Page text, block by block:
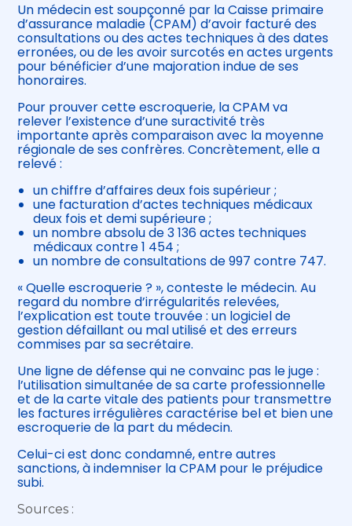
Un médecin est soupçonné par la Caisse primaire
d’assurance maladie (CPAM) d’avoir facturé des
consultations ou des actes techniques à des dates
erronées, ou de les avoir surcotés en actes urgents
pour bénéficier d’une majoration indue de ses
honoraires.
Pour prouver cette escroquerie, la CPAM va
relever l’existence d’une suractivité très
importante après comparaison avec la moyenne
régionale de ses confrères. Concrètement, elle a
relevé :
un chiffre d’affaires deux fois supérieur ;
une facturation d’actes techniques médicaux
deux fois et demi supérieure ;
un nombre absolu de 3 136 actes techniques
médicaux contre 1 454 ;
un nombre de consultations de 997 contre 747.
« Quelle escroquerie ? », conteste le médecin. Au
regard du nombre d’irrégularités relevées,
l’explication est toute trouvée : un logiciel de
gestion défaillant ou mal utilisé et des erreurs
commises par sa secrétaire.
Une ligne de défense qui ne convainc pas le juge :
l’utilisation simultanée de sa carte professionnelle
et de la carte vitale des patients pour transmettre
les factures irrégulières caractérise bel et bien une
escroquerie de la part du médecin.
Celui-ci est donc condamné, entre autres
sanctions, à indemniser la CPAM pour le préjudice
subi.
Sources :